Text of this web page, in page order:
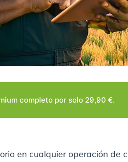
completo por solo 29,90 €.
en cualquier operación de